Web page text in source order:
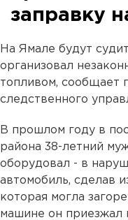
заправку
На Ямале будут
организовал
топливом, сообщает
следственного
В прошлом году в
района 38-летний
оборудовал - в
автомобиль, сделав
которая могла
машине он приезжал